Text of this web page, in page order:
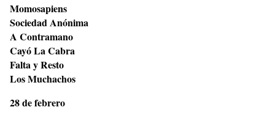
Momosapiens
Sociedad Anónima
A Contramano
Cayó La Cabra
Falta y Resto
Los Muchachos
28 de febrero